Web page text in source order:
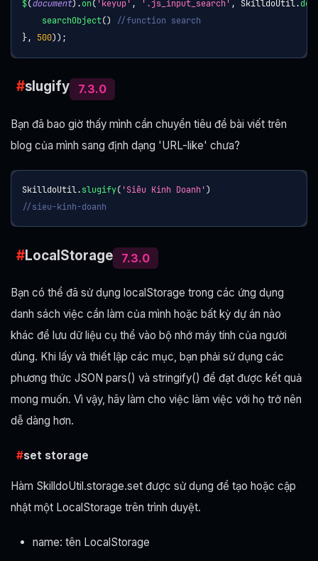
$(document) .on( 'keyup' , '.js_input_search' , SkilldoUtil.
searchObject()
//function search
}, 500)) ;
slugify 7.3.0
Bạn đã bao giờ thấy mình cần chuyển tiêu đề bài viết trên
blog của mình sang định dạng 'URL-like' chưa?
SkilldoUtil.slugify( 'Siêu Kinh Doanh')
//sieu-kinh-doanh
LocalStorage 7.3.0
Bạn có thể đã sử dụng localStorage trong các ứng dụng
danh sách việc cần làm của mình hoặc bất kỳ dự án nào
khác để lưu dữ liệu cụ thể vào bộ nhớ máy tính của người
dùng. Khi lấy và thiết lập các mục, bạn phải sử dụng các
phương thức JSON pars() và stringify() để đạt được kết quả
mong muốn. Vì vậy, hãy làm cho việc làm việc với họ trở nên
dễ dàng hơn.
set storage
Hàm SkilldoUtil.storage.set được sử dụng để tạo hoặc cập
nhật một LocalStorage trên trình duyệt.
name: tên LocalStorage